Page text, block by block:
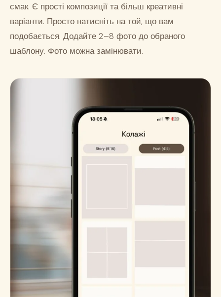
смак. Є прості композиції та більш креативні
варіанти. Просто натисніть на той, що вам
подобається. Додайте 2–8 фото до обраного
шаблону. Фото можна замінювати.